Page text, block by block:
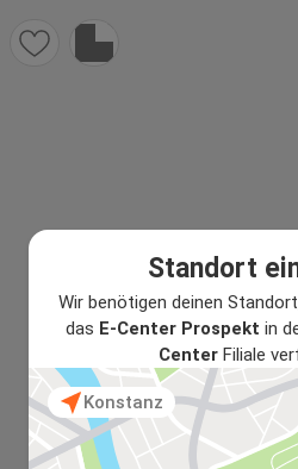
Standort
Wir benötigen deinen
das E-Center Prospekt in
Center Filiale
Konstanz